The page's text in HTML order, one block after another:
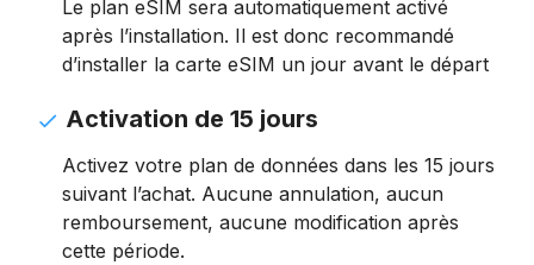
Le plan eSIM sera automatiquement activé
après l’installation. Il est donc recommandé
d’installer la carte eSIM un jour avant le départ
Activation de 15 jours
Activez votre plan de données dans les 15 jours
suivant l’achat. Aucune annulation, aucun
remboursement, aucune modification après
cette période.